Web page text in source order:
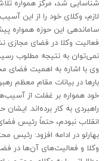
شناسایی شد، مرکز همواره
لازم، وکلای خود را از این
ساماندهی این حوزه همواره
فعالیت وکلا در فضای مجازی
نمی‌توان به نتیجه مطلوب
وی با اشاره به اهمیت فضای
بارها در بیانات مقام معظم
خود همواره بر غفلت از
راهبردی به کار برده‌اند.
انقلاب نبودم، حتماً رئیس
بهارلو در ادامه افزود: رئیس
وکلا و فعالیت‌های آن‌ها در